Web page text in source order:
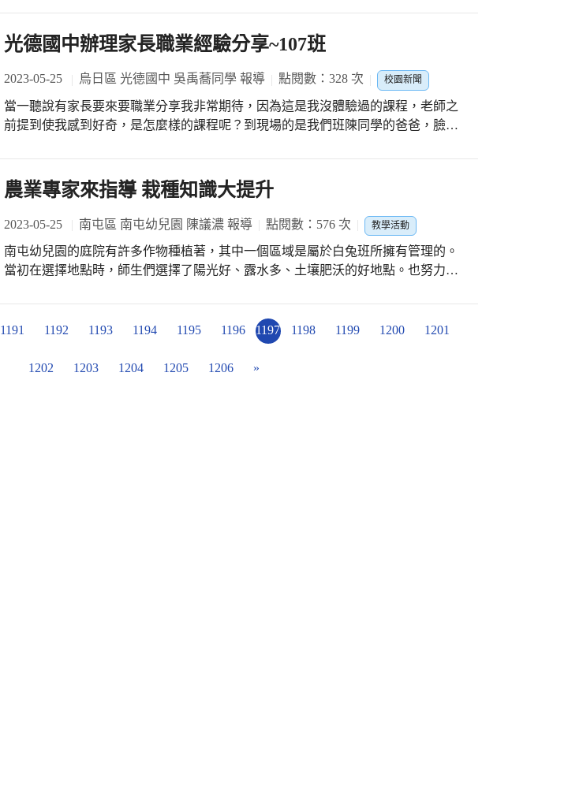
總幹事及理事長陳文正議員的支持，更親自到場為學生加油打氣！
光德國中辦理家長職業經驗分享~107班
2023-05-25 烏日區 光德國中 吳禹蕎同學 報導 點閱數：328 次 校園新聞
當一聽說有家長要來要職業分享我非常期待，因為這是我沒體驗過的課程，老師之
前提到使我感到好奇，是怎麼樣的課程呢？到現場的是我們班陳同學的爸爸，臉上
離，想必這個工作變得非常重要，以後也會變得很搶手。全程用幽默的方式講解讓
這堂課變得有趣，也讓我對這個職業改了觀，原本以為會很難懂的地方卻變得輕
鬆，十分謝謝陳爸爸，讓我們學到這麼多！
農業專家來指導 栽種知識大提升
2023-05-25 南屯區 南屯幼兒園 陳議濃 報導 點閱數：576 次 教學活動
南屯幼兒園的庭院有許多作物種植著，其中一個區域是屬於白兔班所擁有管理的。
當初在選擇地點時，師生們選擇了陽光好、露水多、土壤肥沃的好地點。也努力開
瓜等，看似全部雜種的奇特情景，卻也長得意外良好。不過師生們為了讓自己更進
一步學習正確的農業知識與技術，特地邀請了是家長也是農業專家的阮家豪先生，
特地來學校為大家指導。 專家為了讓大家有基本概念，特地也帶來了四季豆、培養
1191 1192 1193 1194 1195 1196 1197 1198 1199 1200 1201
1202 1203 1204 1205 1206 »